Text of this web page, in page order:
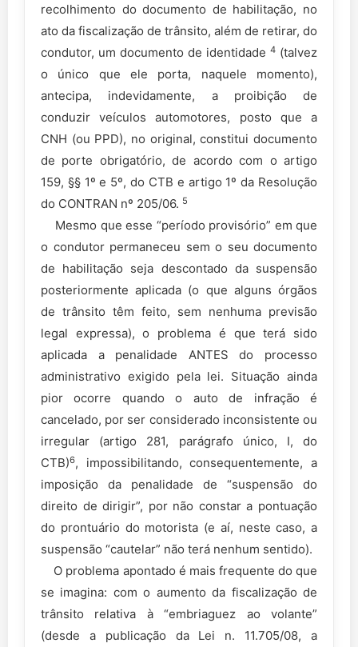
recolhimento do documento de habilitação, no
ato da fiscalização de trânsito, além de retirar, do
condutor, um documento de identidade 4 (talvez
o único que ele porta, naquele momento),
antecipa, indevidamente, a proibição de
conduzir veículos automotores, posto que a
CNH (ou PPD), no original, constitui documento
de porte obrigatório, de acordo com o artigo
159, §§ 1º e 5º, do CTB e artigo 1º da Resolução
do CONTRAN nº 205/06. 5
Mesmo que esse “período provisório” em que
o condutor permaneceu sem o seu documento
de habilitação seja descontado da suspensão
posteriormente aplicada (o que alguns órgãos
de trânsito têm feito, sem nenhuma previsão
legal expressa), o problema é que terá sido
aplicada a penalidade ANTES do processo
administrativo exigido pela lei. Situação ainda
pior ocorre quando o auto de infração é
cancelado, por ser considerado inconsistente ou
irregular (artigo 281, parágrafo único, I, do
CTB)6, impossibilitando, consequentemente, a
imposição da penalidade de “suspensão do
direito de dirigir”, por não constar a pontuação
do prontuário do motorista (e aí, neste caso, a
suspensão “cautelar” não terá nenhum sentido).
O problema apontado é mais frequente do que
se imagina: com o aumento da fiscalização de
trânsito relativa à “embriaguez ao volante”
(desde a publicação da Lei n. 11.705/08, a